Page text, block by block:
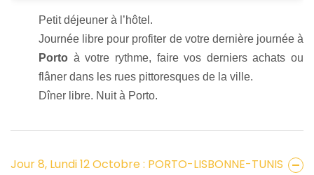
Petit déjeuner à l’hôtel.
Journée libre pour profiter de votre dernière journée à
Porto à votre rythme, faire vos derniers achats ou
flâner dans les rues pittoresques de la ville.
Dîner libre. Nuit à Porto.
Jour 8, Lundi 12 Octobre : PORTO-LISBONNE-TUNIS